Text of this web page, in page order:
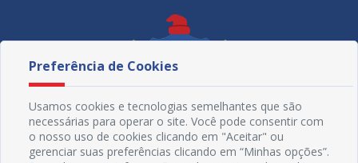
Preferência de Cookies
Usamos cookies e tecnologias semelhantes que são
necessárias para operar o site. Você pode consentir com
o nosso uso de cookies clicando em "Aceitar" ou
gerenciar suas preferências clicando em “Minhas opções”.